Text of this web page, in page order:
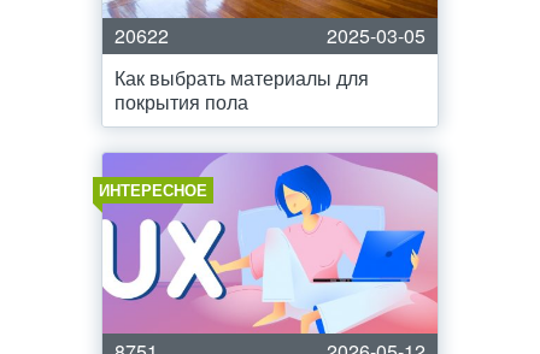
20622
2025-03-05
Как выбрать материалы для
покрытия пола
ИНТЕРЕСНОЕ